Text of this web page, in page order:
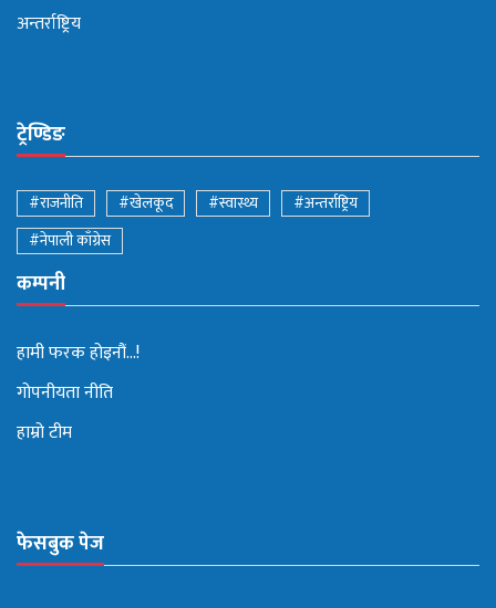
अन्तर्राष्ट्रिय
ट्रेण्डिङ
#राजनीति #खेलकूद #स्वास्थ्य
#अन्तर्राष्ट्रिय
#नेपाली काँग्रेस
कम्पनी
हामी फरक होइनौं...!
गोपनीयता नीति
हाम्रो टीम
फेसबुक पेज